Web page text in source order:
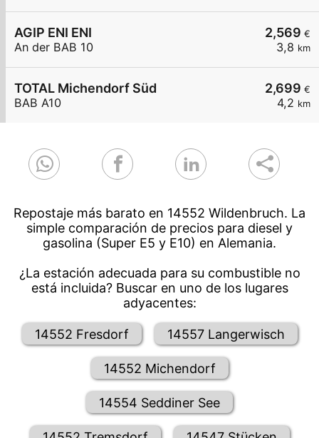
2,569 €
3,8 km
AGIP ENI ENI
An der BAB 10
2,699 €
4,2 km
TOTAL Michendorf Süd
BAB A10
Repostaje más barato en 14552 Wildenbruch. La
simple comparación de precios para diesel y
gasolina (Super E5 y E10) en Alemania.
¿La estación adecuada para su combustible no
está incluida? Buscar en uno de los lugares
adyacentes:
14552 Fresdorf 14557 Langerwisch
14552 Michendorf
14554 Seddiner See